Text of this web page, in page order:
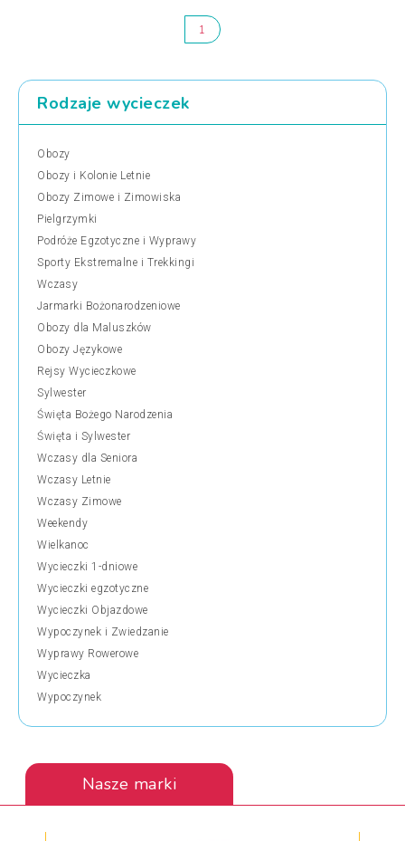
1
Rodzaje wycieczek
Obozy
Obozy i Kolonie Letnie
Obozy Zimowe i Zimowiska
Pielgrzymki
Podróże Egzotyczne i Wyprawy
Sporty Ekstremalne i Trekkingi
Wczasy
Jarmarki Bożonarodzeniowe
Obozy dla Maluszków
Obozy Językowe
Rejsy Wycieczkowe
Sylwester
Święta Bożego Narodzenia
Święta i Sylwester
Wczasy dla Seniora
Wczasy Letnie
Wczasy Zimowe
Weekendy
Wielkanoc
Wycieczki 1-dniowe
Wycieczki egzotyczne
Wycieczki Objazdowe
Wypoczynek i Zwiedzanie
Wyprawy Rowerowe
Wycieczka
Wypoczynek
Nasze marki